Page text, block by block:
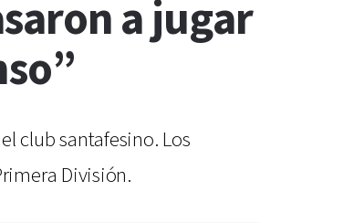
a jugar
club santafesino. Los
División.